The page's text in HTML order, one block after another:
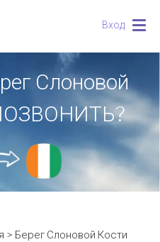
Вход
Слоновой
> Берег Слоновой Кости